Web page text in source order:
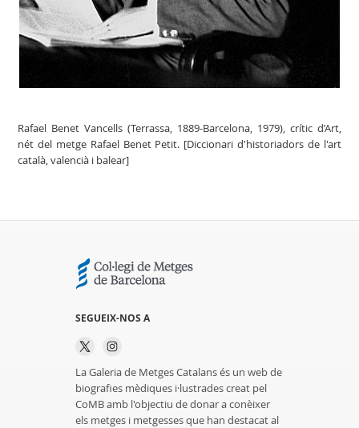
Rafael Benet Vancells (Terrassa, 1889-Barcelona, 1979), crític d’Art,
nét del metge Rafael Benet Petit. [Diccionari d'historiadors de l'art
català, valencià i balear]
SEGUEIX-NOS A
La Galeria de Metges Catalans és un web de
biografies mèdiques i·lustrades creat pel
CoMB amb l'objectiu de donar a conèixer
els metges i metgesses que han destacat al